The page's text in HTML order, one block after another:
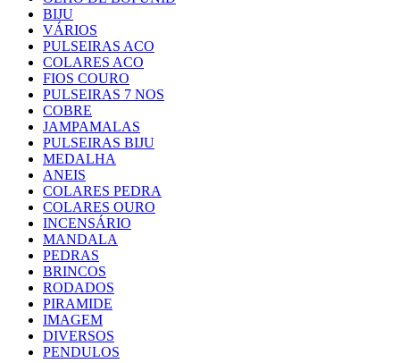
BIJU
VÁRIOS
PULSEIRAS ACO
COLARES ACO
FIOS COURO
PULSEIRAS 7 NOS
COBRE
JAMPAMALAS
PULSEIRAS BIJU
MEDALHA
ANEIS
COLARES PEDRA
COLARES OURO
INCENSÁRIO
MANDALA
PEDRAS
BRINCOS
RODADOS
PIRAMIDE
IMAGEM
DIVERSOS
PENDULOS